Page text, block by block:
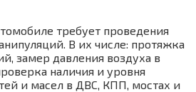
требует проведения
В их числе: протяжка
замер давления воздуха в
наличия и уровня
и масел в ДВС, КПП, мостах и